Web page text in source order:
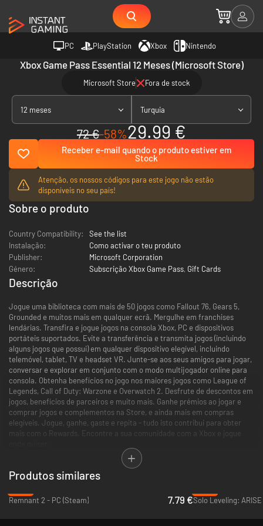
PC PlayStation Xbox Nintendo
Xbox Game Pass Essential 12 Meses (Microsoft Store)
Microsoft Store Fora de stock
12 meses Turquia
72 €-58%29.99 €
Receber e-mail quando o produto estiver em
Stock
Atenção, os nossos códigos para este jogo não estão
disponíveis no seu país!
Sobre o produto
Country Compatibility:
See the list
Instalação:
Como activar o teu produto
Publisher:
Microsoft Corporation
Género:
Subscrição Xbox Game Pass, Gift Cards
Descrição
Jogue uma biblioteca com mais de 50 jogos como Fallout 76, Gears 5,
Grounded e muitos mais em qualquer ecrã. Mergulhe em franchises
lendárias. Transfira e jogue jogos na consola Xbox, PC e dispositivos
portáteis suportados. Evite a transferência e transmita jogos (incluindo
alguns jogos que possui) em qualquer dispositivo elegível, incluindo
telemóvel, tablet, TV e headset VR. Junte-se aos seus amigos para jogar,
conversar e explorar em conjunto com o modo multijogador online para
consola. Obtenha benefícios no jogo nos maiores jogos como League of
Legends, Call of Duty: Warzone e Overwatch 2. Desfrute de descontos em
jogos, benefícios de parceiros e muito mais. Ganhe prémios ao jogar e
comprar jogos e complementos na Store, e ainda mais em compras
elegíveis. Jogue, ganhe, gaste e repita - tudo isto contribui para obter
mais com o Rewards. Encontre a sua comunidade com a Xbox e jogue
Inicie sessão para ver as suas ofertas disponíveis. As ofertas
promocionais podem não ser válidas para todos os membros e só estão
a subscrição continua a ser cobrada ao preço normal e no período
especificado, a menos que seja cancelada na conta Microsoft. Receberá
Produtos similares
Remnant 2 - PC (Steam)
7.79 €